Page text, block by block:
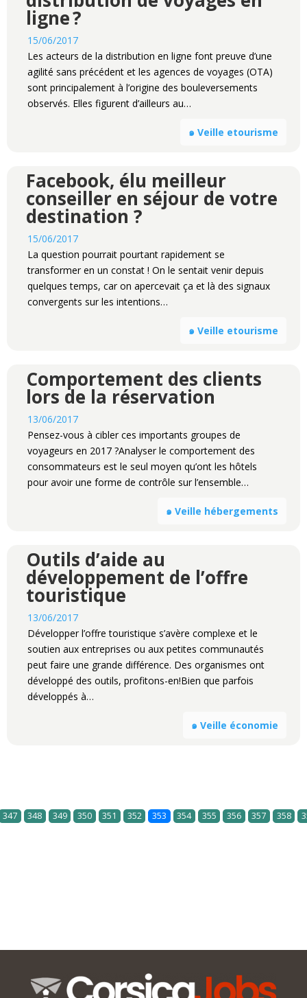
ligne ?
15/06/2017
Les acteurs de la distribution en ligne font preuve d’une
agilité sans précédent et les agences de voyages (OTA)
sont principalement à l’origine des bouleversements
observés. Elles figurent d’ailleurs au…
๑ Veille etourisme
Facebook, élu meilleur
conseiller en séjour de votre
destination ?
15/06/2017
La question pourrait pourtant rapidement se
transformer en un constat ! On le sentait venir depuis
quelques temps, car on apercevait ça et là des signaux
convergents sur les intentions…
๑ Veille etourisme
Comportement des clients
lors de la réservation
13/06/2017
Pensez-vous à cibler ces importants groupes de
voyageurs en 2017 ?Analyser le comportement des
consommateurs est le seul moyen qu’ont les hôtels
pour avoir une forme de contrôle sur l’ensemble…
๑ Veille hébergements
Outils d’aide au
développement de l’offre
touristique
13/06/2017
Développer l’offre touristique s’avère complexe et le
soutien aux entreprises ou aux petites communautés
peut faire une grande différence. Des organismes ont
développé des outils, profitons-en!Bien que parfois
développés à…
๑ Veille économie
347 348 349 350 351 352 353 354 355 356 357 358